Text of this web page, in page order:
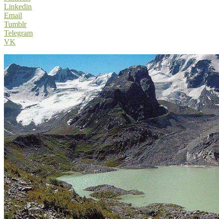
Linkedin
Email
Tumblr
Telegram
VK